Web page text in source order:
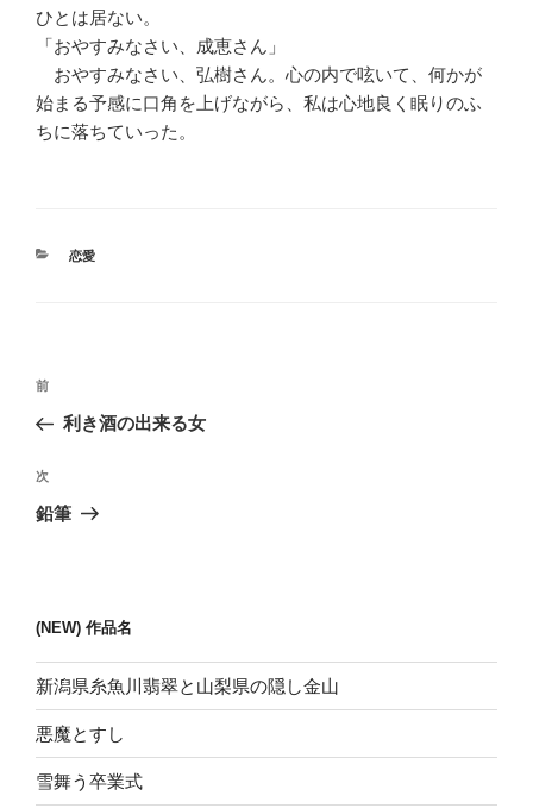
ひとは居ない。
「おやすみなさい、成恵さん」
おやすみなさい、弘樹さん。心の内で呟いて、何かが
始まる予感に口角を上げながら、私は心地良く眠りのふ
ちに落ちていった。
カ
恋愛
投
ナ
ビ
ゲ
ン
前
の
稿
前
利き酒の出来る女
次
の
次
鉛筆
(NEW) 作品名
新潟県糸魚川翡翠と山梨県の隠し金山
悪魔とすし
雪舞う卒業式